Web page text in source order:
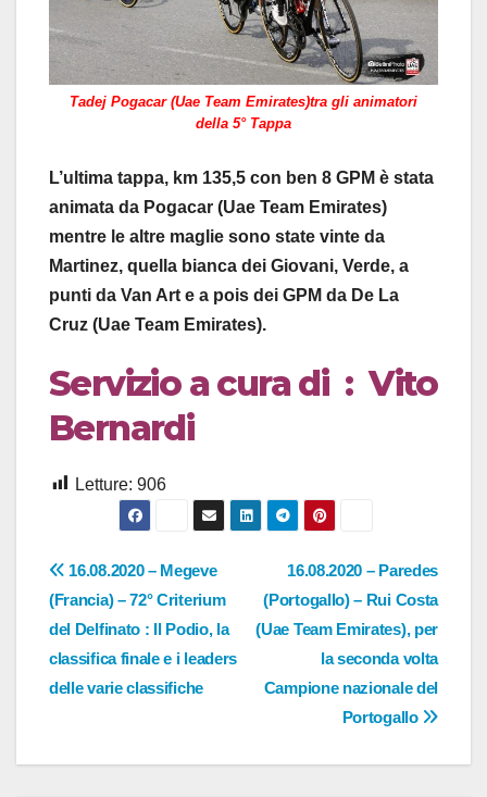
Tadej Pogacar (Uae Team Emirates)tra gli animatori
della 5° Tappa
L’ultima tappa, km 135,5 con ben 8 GPM è stata
animata da Pogacar (Uae Team Emirates)
mentre le altre maglie sono state vinte da
Martinez, quella bianca dei Giovani, Verde, a
punti da Van Art e a pois dei GPM da De La
Cruz (Uae Team Emirates).
Servizio a cura di : Vito
Bernardi
Letture: 906
Navigazione
articoli
16.08.2020 – Paredes
(Portogallo) – Rui Costa
(Uae Team Emirates), per
la seconda volta
Campione nazionale del
Portogallo
16.08.2020 – Megeve
(Francia) – 72° Criterium
del Delfinato : Il Podio, la
classifica finale e i leaders
delle varie classifiche